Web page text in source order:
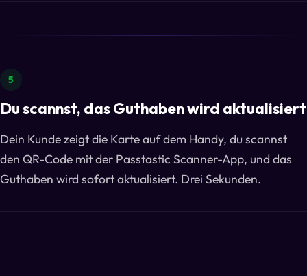
5
Du scannst, das Guthaben wird aktualisiert
Dein Kunde zeigt die Karte auf dem Handy, du scannst
den QR-Code mit der Passtastic Scanner-App, und das
Guthaben wird sofort aktualisiert. Drei Sekunden.